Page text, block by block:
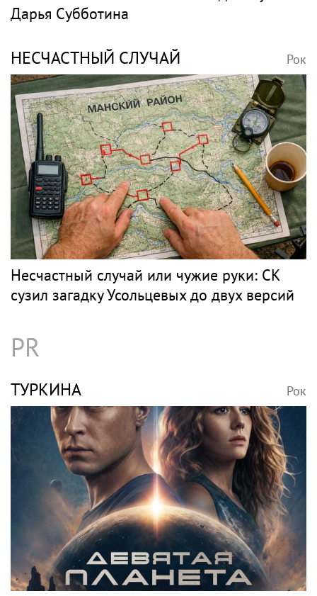
Дарья Субботина
НЕСЧАСТНЫЙ СЛУЧАЙ Рок
Несчастный случай или чужие руки: СК
сузил загадку Усольцевых до двух версий
PR
ТУРКИНА Рок